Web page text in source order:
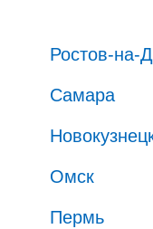
Ростов-на-
Самара
Омск
Пермь